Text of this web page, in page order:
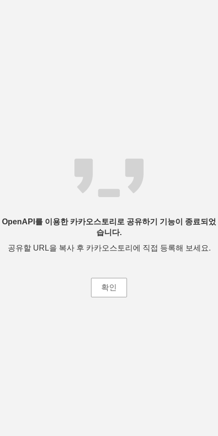
OpenAPI를 이용한 카카오스토리로 공유하기 기능이 종료되었
습니다.
공유할 URL을 복사 후 카카오스토리에 직접 등록해 보세요.
확인